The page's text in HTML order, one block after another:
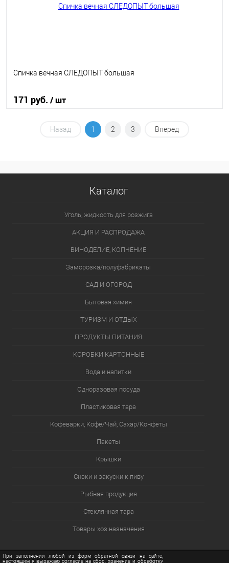
Спичка вечная СЛЕДОПЫТ большая
171 руб. / шт
В корзину
Назад 1 2 3 Вперед
Каталог
Уголь, жидкость для розжига
АКЦИЯ И РАСПРОДАЖА
ВИНОДЕЛИЕ, КОПЧЕНИЕ
Заморозка/полуфабрикаты
САД И ОГОРОД
Бытовая химия
ТУРИЗМ И ОТДЫХ
ПРОДУКТЫ ПИТАНИЯ
КОРОБКИ КАРТОННЫЕ
Вода и напитки
Одноразовая посуда
Пластиковая тара
Кофеварки, Кофе/Чай, Сахар/Конфеты
Пакеты
Крышки
Снэки и закуски к пиву
Рыбная продукция
Стеклянная тара
Товары хоз.назначения
При заполнении любой из форм обратной связи на сайте,
настоящим я выражаю согласие на сбор, хранение и обработку